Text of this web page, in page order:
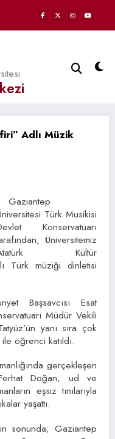
Adlı Müzik
Gaziantep
Türk Musikisi
Konservatuarı
Üniversitemiz
Kültür
Türk müziği dinletisi
Başsavcısı Esat
Müdür Vekili
yanı sıra çok
öğrenci katıldı.
gerçekleşen
Doğan, ud ve
eşsiz tınılarıyla
yaşattı.
sonunda; Gaziantep